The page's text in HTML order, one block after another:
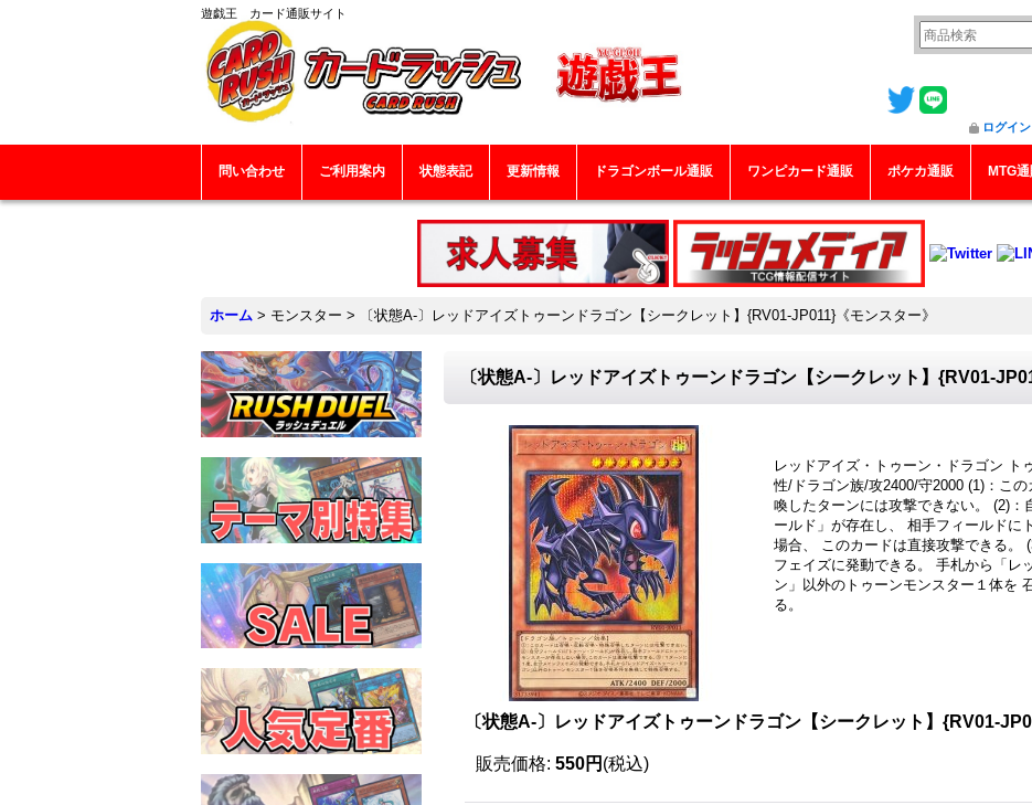
遊戯王 カード通販サイト
ログイン
問い合わせ ご利用案内 状態表記 更新情報 ドラゴンボール通販 ワンピカード通販 ポケカ通販 MTG
ホーム > モンスター > 〔状態A-〕レッドアイズトゥーンドラゴン【シークレット】{RV01-JP011}《モンスター》
〔状態A-〕レッドアイズトゥーンドラゴン【シークレット】{RV01-
レッドアイズ・トゥーン・ドラゴン ト
性/ドラゴン族/攻2400/守2000 (1)：こ
喚したターンには攻撃できない。 (2)：
ールド」が存在し、 相手フィールドに
場合、 このカードは直接攻撃できる。
フェイズに発動できる。 手札から「レ
ン」以外のトゥーンモンスター１体を
る。
〔状態A-〕レッドアイズトゥーンドラゴン【シークレット】{RV01-
販売価格: 550円 (税込)